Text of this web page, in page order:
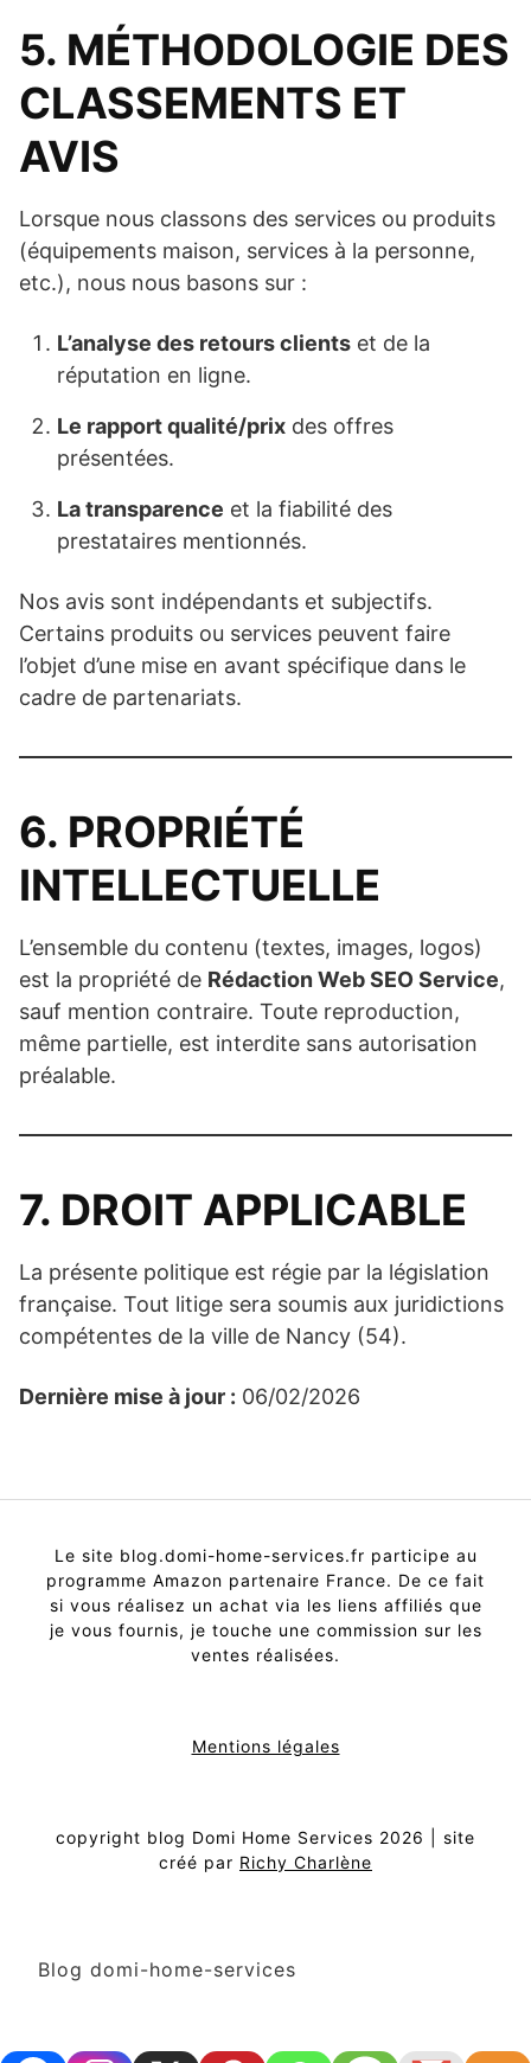
5. MÉTHODOLOGIE DES
CLASSEMENTS ET
AVIS
Lorsque nous classons des services ou produits
(équipements maison, services à la personne,
etc.), nous nous basons sur :
L’analyse des retours clients et de la
réputation en ligne.
Le rapport qualité/prix des offres
présentées.
La transparence et la fiabilité des
prestataires mentionnés.
Nos avis sont indépendants et subjectifs.
Certains produits ou services peuvent faire
l’objet d’une mise en avant spécifique dans le
cadre de partenariats.
6. PROPRIÉTÉ
INTELLECTUELLE
L’ensemble du contenu (textes, images, logos)
est la propriété de Rédaction Web SEO Service,
sauf mention contraire. Toute reproduction,
même partielle, est interdite sans autorisation
préalable.
7. DROIT APPLICABLE
La présente politique est régie par la législation
française. Tout litige sera soumis aux juridictions
compétentes de la ville de Nancy (54).
Dernière mise à jour : 06/02/2026
Le site blog.domi-home-services.fr participe au
programme Amazon partenaire France. De ce fait
si vous réalisez un achat via les liens affiliés que
je vous fournis, je touche une commission sur les
ventes réalisées.
Mentions légales
copyright blog Domi Home Services 2026 | site
créé par Richy Charlène
Blog domi-home-services